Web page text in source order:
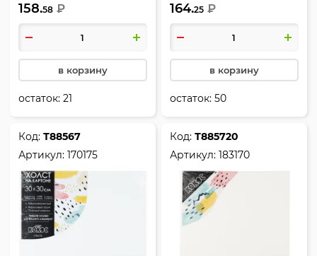
158.58 ₽
в корзину
остаток:21
164.25 ₽
в корзину
остаток:50
Код:Т88567
Артикул:170175
Код:Т885720
Артикул:183170